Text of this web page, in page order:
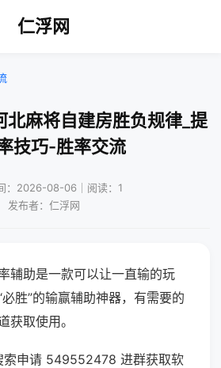
仁浮网
北麻将自建房胜负规律_提
技巧-胜率交流
：2026-08-06｜阅读：1
发布者：仁浮网
辅助是一款可以让一直输的玩
胜”的输赢辅助神器，有需要的
获取使用。
索申请 549552478 进群获取软